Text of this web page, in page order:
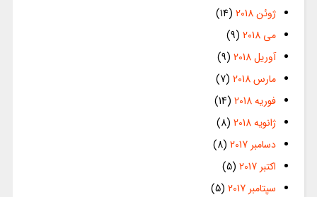
ژوئن 2018
(14)
می 2018
(9)
آوریل 2018
(9)
مارس 2018
(7)
فوریه 2018
(14)
ژانویه 2018
(8)
دسامبر 2017
(8)
اکتبر 2017
(5)
سپتامبر 2017
(5)